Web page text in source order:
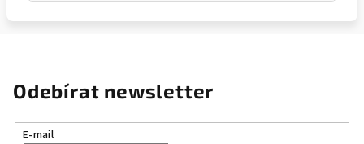
Odebírat newsletter
E-mail